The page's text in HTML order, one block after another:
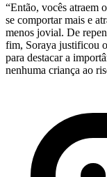
“Então, vocês atraem
se comportar mais e
menos jovial. De
fim, Soraya justificou
para destacar a
nenhuma criança ao